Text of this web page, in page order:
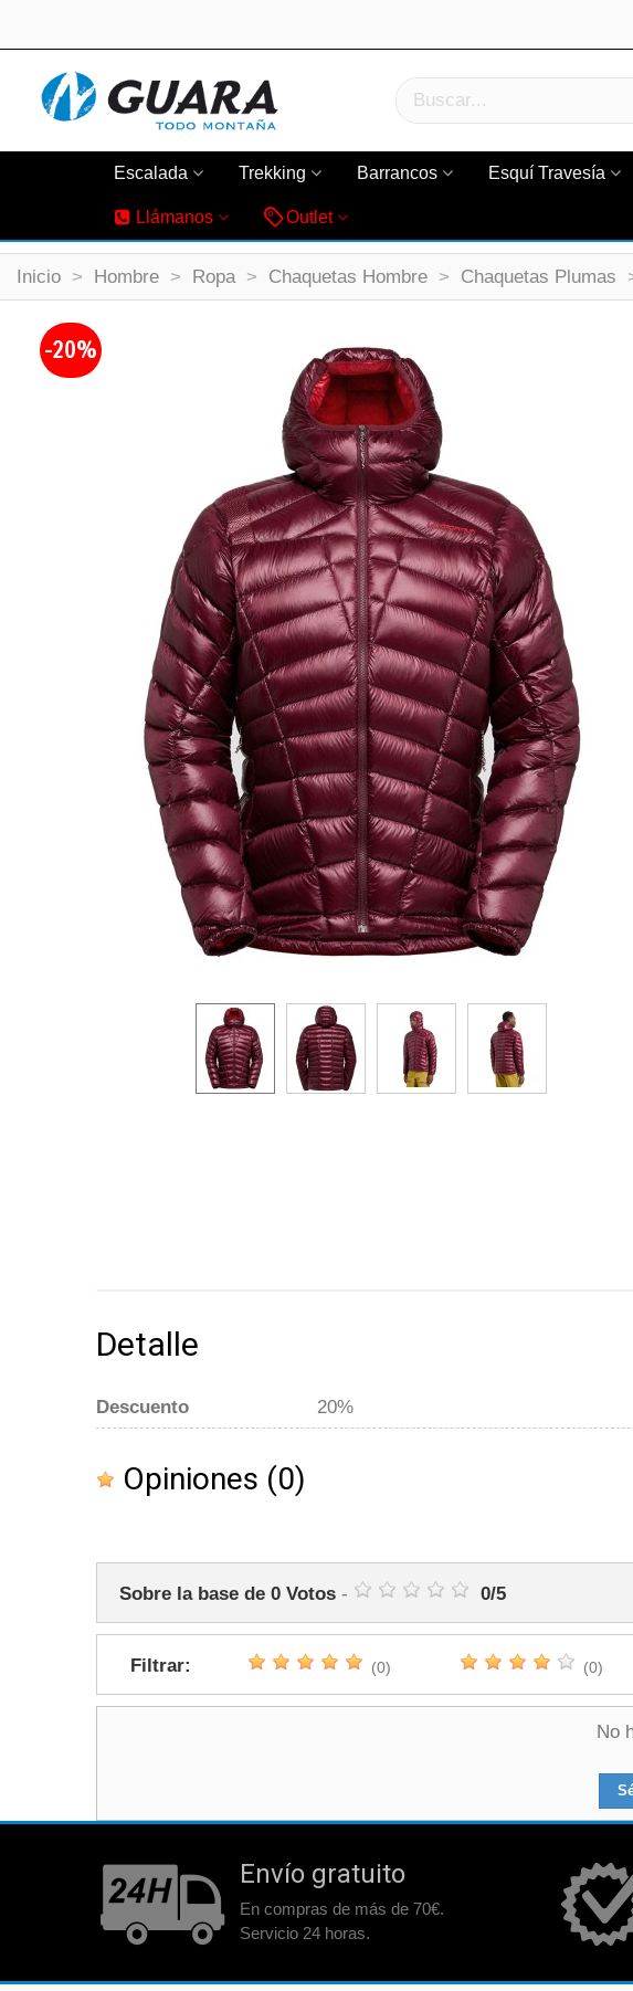
Escalada Trekking Barrancos Esquí Travesía
Llámanos Outlet
Inicio > Hombre > Ropa > Chaquetas Hombre > Chaquetas Plumas
-20%
Detalle
Descuento 20%
Opiniones (0)
Sobre la base de 0 Votos - 0/5
Filtrar: (0) (0)
No
Envío gratuito
En compras de más de 70€.
Servicio 24 horas.